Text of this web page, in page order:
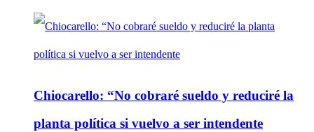
Chiocarello: “No cobraré sueldo y reduciré la
planta política si vuelvo a ser intendente